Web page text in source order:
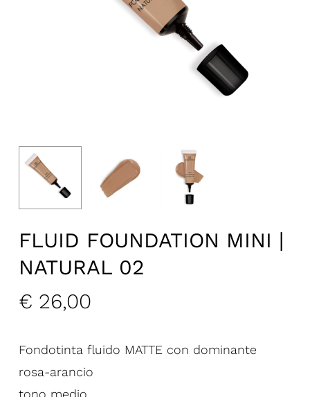
FLUID FOUNDATION MINI |
NATURAL 02
€ 26,00
Fondotinta fluido MATTE con dominante
rosa-arancio
tono medio.